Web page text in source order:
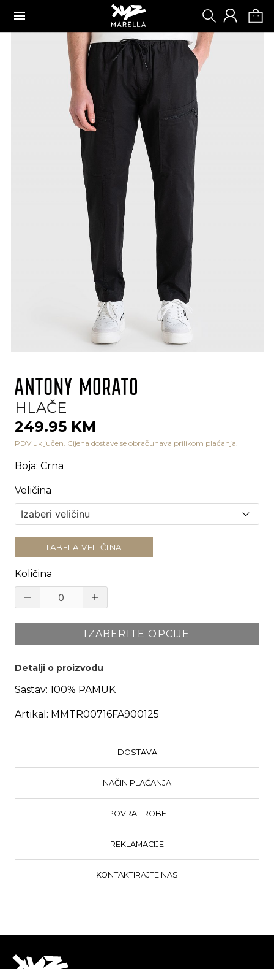
HLAČE
249.95 KM
PDV uključen. Cijena dostave se obračunava prilikom plaćanja.
Boja: Crna
Veličina
TABELA VELIČINA
Količina
IZABERITE OPCIJE
Detalji o proizvodu
Sastav: 100% PAMUK
Artikal: MMTR00716FA900125
DOSTAVA
NAČIN PLAĆANJA
POVRAT ROBE
REKLAMACIJE
KONTAKTIRAJTE NAS